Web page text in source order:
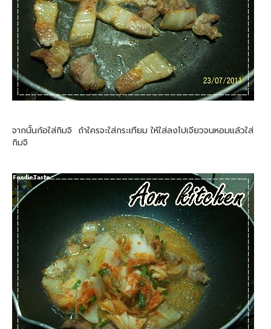
จากนั้นก้อใส่กิมจิ ถ้าใครจะใส่กระเทียม ให้ใส่ลงไปเจียวจนหอมแล้วใส่
กิมจิ